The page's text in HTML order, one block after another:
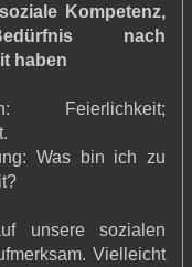
Kompetenz,
nach
haben
Feierlichkeit;
Was bin ich zu
unsere sozialen
Vielleicht